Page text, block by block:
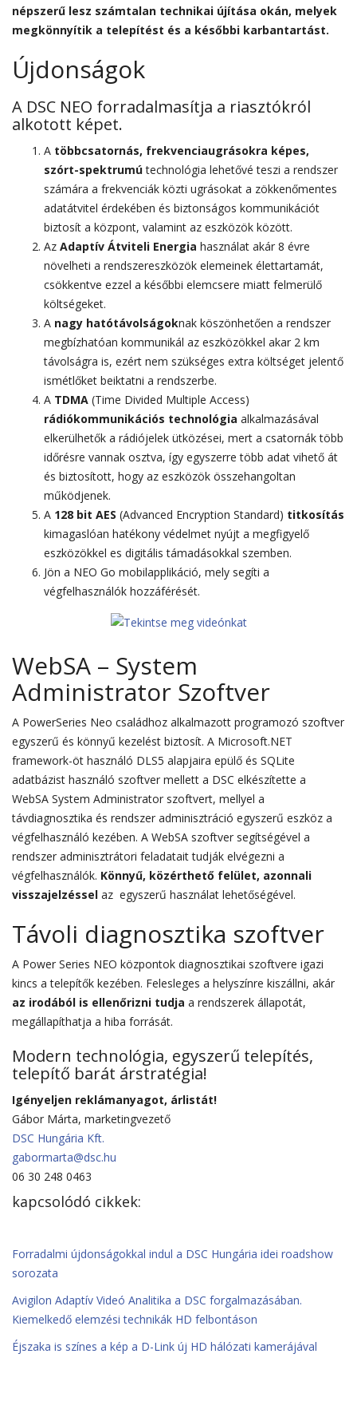
népszerű lesz számtalan technikai újítása okán, melyek
megkönnyítik a telepítést és a későbbi karbantartást.
Újdonságok
A DSC NEO forradalmasítja a riasztókról
alkotott képet.
A többcsatornás, frekvenciaugrásokra képes,
szórt-spektrumútechnológia lehetővé teszi a rendszer
számára a frekvenciák közti ugrásokat a zökkenőmentes
adatátvitel érdekében és biztonságos kommunikációt
biztosít a központ, valamint az eszközök között.
Az Adaptív Átviteli Energia használat akár 8 évre
növelheti a rendszereszközök elemeinek élettartamát,
csökkentve ezzel a későbbi elemcsere miatt felmerülő
költségeket.
A nagy hatótávolságoknak köszönhetően a rendszer
megbízhatóan kommunikál az eszközökkel akar 2 km
távolságra is, ezért nem szükséges extra költséget jelentő
ismétlőket beiktatni a rendszerbe.
A TDMA (Time Divided Multiple Access)
rádiókommunikációs technológia alkalmazásával
elkerülhetők a rádiójelek ütközései, mert a csatornák több
időrésre vannak osztva, így egyszerre több adat vihető át
és biztosított, hogy az eszközök összehangoltan
működjenek.
A 128 bit AES (Advanced Encryption Standard) titkosítás
kimagaslóan hatékony védelmet nyújt a megfigyelő
eszközökkel es digitális támadásokkal szemben.
Jön a NEO Go mobilapplikáció, mely segíti a
végfelhasználók hozzáférését.
WebSA – System
Administrator Szoftver
A PowerSeries Neo családhoz alkalmazott programozó szoftver
egyszerű és könnyű kezelést biztosít. A Microsoft.NET
framework-öt használó DLS5 alapjaira epülő és SQLite
adatbázist használó szoftver mellett a DSC elkészítette a
WebSA System Administrator szoftvert, mellyel a
távdiagnosztika és rendszer adminisztráció egyszerű eszköz a
végfelhasználó kezében. A WebSA szoftver segítségével a
rendszer adminisztrátori feladatait tudják elvégezni a
végfelhasználók. Könnyű, közérthető felület, azonnali
visszajelzéssel az egyszerű használat lehetőségével.
Távoli diagnosztika szoftver
A Power Series NEO központok diagnosztikai szoftvere igazi
kincs a telepítők kezében. Felesleges a helyszínre kiszállni, akár
az irodából is ellenőrizni tudja a rendszerek állapotát,
megállapíthatja a hiba forrását.
Modern technológia, egyszerű telepítés,
telepítő barát árstratégia!
Igényeljen reklámanyagot, árlistát!
Gábor Márta, marketingvezető
DSC Hungária Kft.
gabormarta@dsc.hu
06 30 248 0463
kapcsolódó cikkek:
Forradalmi újdonságokkal indul a DSC Hungária idei roadshow
sorozata
Avigilon Adaptív Videó Analitika a DSC forgalmazásában.
Kiemelkedő elemzési technikák HD felbontáson
Éjszaka is színes a kép a D-Link új HD hálózati kamerájával